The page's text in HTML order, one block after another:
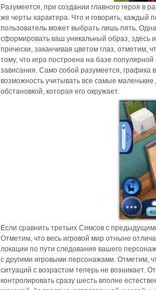
Разумеется, при создании главного героя
же черты характера. Что и говорить, каждый
пользователь может выбрать лишь пять.
сформировать ваш уникальный образ, здесь
прически, заканчивая цветом глаз, отметим,
тому, что игра построена на базе
зависания. Само собой разумеется, графика в
возможность учитывать все самые
обстановкой, которая его окружает.
Если сравнить третьих Симсов с
Отметим, что весь игровой мир отныне
локации по пути следования вашего
с другими игровыми персонажами. Отметим,
ситуаций с возрастом теперь не возникает.
контролировать сразу шесть вполне